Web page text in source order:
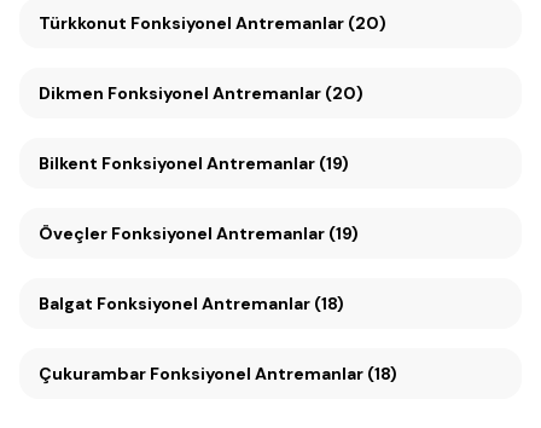
Türkkonut Fonksiyonel Antremanlar (20)
Dikmen Fonksiyonel Antremanlar (20)
Bilkent Fonksiyonel Antremanlar (19)
Öveçler Fonksiyonel Antremanlar (19)
Balgat Fonksiyonel Antremanlar (18)
Çukurambar Fonksiyonel Antremanlar (18)